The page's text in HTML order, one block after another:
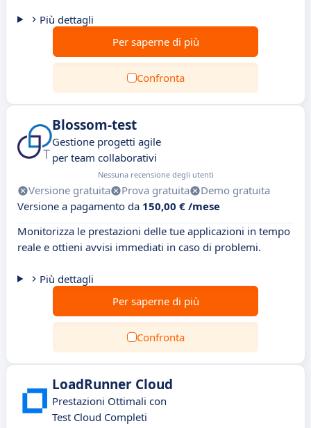
Più dettagli
Per saperne di più
Confronta
Blossom-test
Gestione progetti agile
per team collaborativi
Nessuna recensione degli utenti
Versione gratuita Prova gratuita
Demo gratuita
Versione a pagamento da 150,00 € /mese
Monitorizza le prestazioni delle tue applicazioni in tempo
reale e ottieni avvisi immediati in caso di problemi.
Più dettagli
Per saperne di più
Confronta
LoadRunner Cloud
Prestazioni Ottimali con
Test Cloud Completi